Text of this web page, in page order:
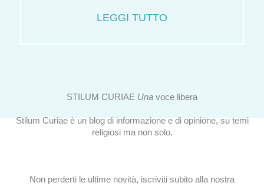
LEGGI TUTTO
STILUM CURIAE Una voce libera
Stilum Curiae è un blog di informazione e di opinione, su temi
religiosi ma non solo.
Non perderti le ultime novità, iscriviti subito alla nostra